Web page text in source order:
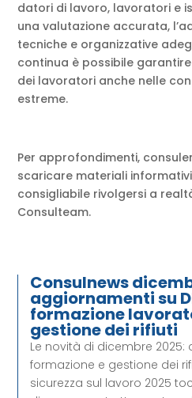
datori di lavoro, lavoratori e
una valutazione accurata,
tecniche e organizzative
continua è possibile
dei lavoratori anche nelle
estreme.
Per approfondimenti,
scaricare materiali
consigliabile rivolgersi a
Consulteam.
Consulnews
aggiornamenti su
formazione
gestione dei rifiuti
Le novità di dicembre
formazione e gestione dei
sicurezza sul lavoro 2025